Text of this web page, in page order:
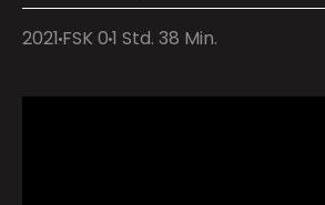
2021 FSK 01 Std. 38 Min.